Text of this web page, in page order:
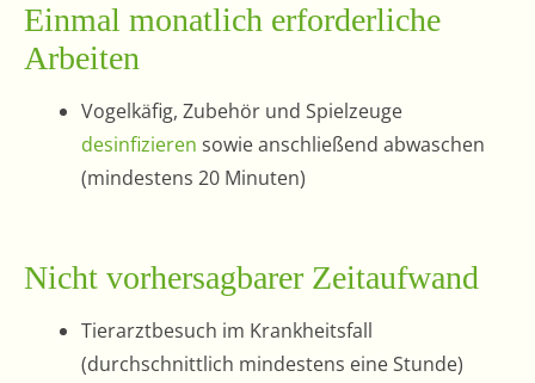
Einmal monatlich erforderliche
Arbeiten
Vogelkäfig, Zubehör und Spielzeuge
desinfizieren sowie anschließend abwaschen
(mindestens 20 Minuten)
Nicht vorhersagbarer Zeitaufwand
Tierarztbesuch im Krankheitsfall
(durchschnittlich mindestens eine Stunde)